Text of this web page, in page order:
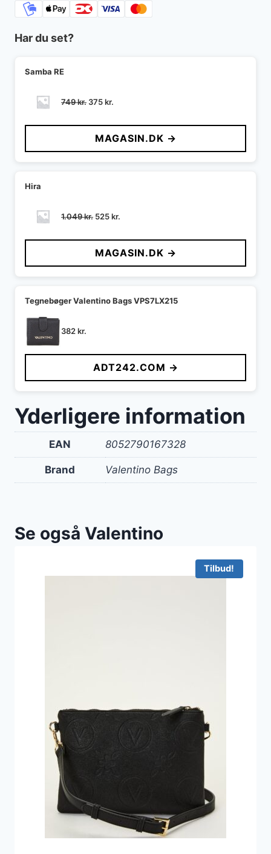
Har du set?
Samba RE
749kr. Den
pris
var:
749 kr..
375kr.
pris
er:
375 kr..
MAGASIN.DK →
Hira
1.049kr. Den
pris
var:
1.049 kr..
525kr.
pris
er:
525 kr..
MAGASIN.DK →
Tegnebøger Valentino Bags VPS7LX215
382kr.
ADT242.COM →
Yderligere information
EAN 8052790167328
Brand Valentino Bags
Se også Valentino
Tilbud!